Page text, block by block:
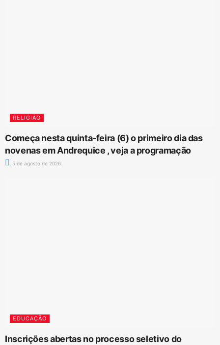
RELIGIÃO
Começa nesta quinta-feira (6) o primeiro dia das
novenas em Andrequice , veja a programação
5 de agosto de 2026
EDUCAÇÃO
Inscrições abertas no processo seletivo do